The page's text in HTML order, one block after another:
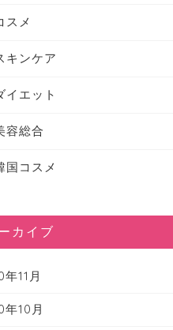
スメ
キンケア
イエット
容総合
国コスメ
カイブ
11月
10月